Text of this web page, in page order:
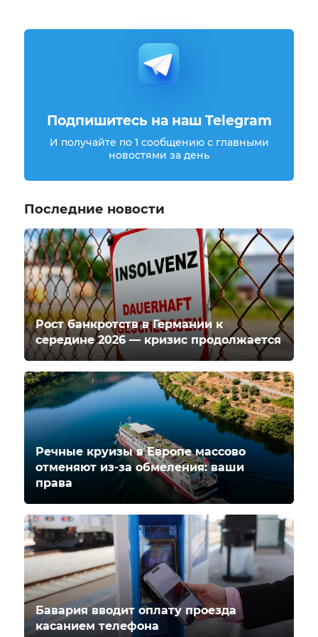
Подпишитесь на наш Telegram
И получайте по 1 сообщению с главными
новостями за день
Последние новости
Рост банкротств в Германии к
середине 2026 — кризис продолжается
Речные круизы в Европе массово
отменяют из-за обмеления: ваши
права
Бавария вводит оплату проезда
касанием телефона